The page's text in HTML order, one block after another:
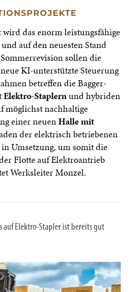
das enorm leistungsfähige
auf den neuesten Stand
sollen die
KI-unterstützte Steuerung
betreffen die Bagger-
Elektro-Staplernund hybriden
möglichst nachhaltige
einer neuenHalle mit
der elektrisch betriebenen
Umsetzung, um somit die
Flotte auf Elektroantrieb
Werksleiter Monzel.
auf Elektro-Stapler ist bereits gut